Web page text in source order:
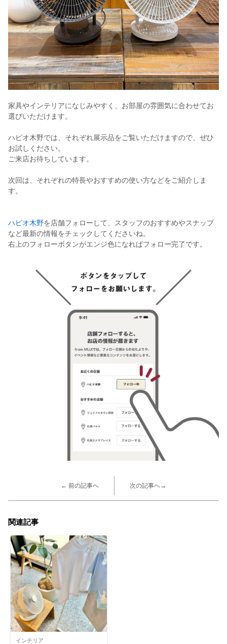
家具やインテリアになじみやすく、お部屋の雰囲気に合わせてお
選びいただけます。
ハピオ木野では、それぞれ展示品をご覧いただけますので、ぜひ
お試しください。
ご来店お待ちしています。
次回は、それぞれの特長やおすすめの使い方などをご紹介しま
す。
ハピオ木野を店舗フォローして、スタッフのおすすめやスナップ
など最新の情報をチェックしてくださいね。
右上のフォローボタンがエンジ色になればフォロー完了です。
← 前の記事へ 次の記事へ→
関連記事
インテリア